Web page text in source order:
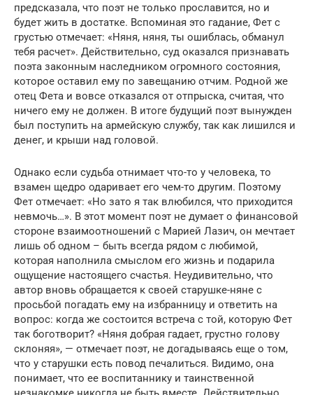
предсказала, что поэт не только прославится, но и
будет жить в достатке. Вспоминая это гадание, Фет с
грустью отмечает: «Няня, няня, ты ошиблась, обманул
тебя расчет». Действительно, суд оказался признавать
поэта законным наследником огромного состояния,
которое оставил ему по завещанию отчим. Родной же
отец Фета и вовсе отказался от отпрыска, считая, что
ничего ему не должен. В итоге будущий поэт вынужден
был поступить на армейскую службу, так как лишился и
денег, и крыши над головой.
Однако если судьба отнимает что-то у человека, то
взамен щедро одаривает его чем-то другим. Поэтому
Фет отмечает: «Но зато я так влюбился, что приходится
невмочь…». В этот момент поэт не думает о финансовой
стороне взаимоотношений с Марией Лазич, он мечтает
лишь об одном – быть всегда рядом с любимой,
которая наполнила смыслом его жизнь и подарила
ощущение настоящего счастья. Неудивительно, что
автор вновь обращается к своей старушке-няне с
просьбой погадать ему на избранницу и ответить на
вопрос: когда же состоится встреча с той, которую Фет
так боготворит? «Няня добрая гадает, грустно голову
склоняя», — отмечает поэт, не догадываясь еще о том,
что у старушки есть повод печалиться. Видимо, она
понимает, что ее воспитаннику и таинственной